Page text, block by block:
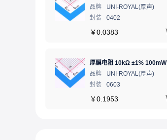
品牌
UNI-ROYAL(厚声)
封装
0402
￥0.0383
厚膜电阻 10kΩ ±1% 100mW
品牌
UNI-ROYAL(厚声)
封装
0603
￥0.1953